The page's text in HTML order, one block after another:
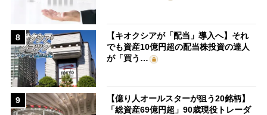
8
【キオクシアが「配当」導入へ】それ
でも資産10億円超の配当株投資の達人
が「買う…
9
【億り人オールスターが狙う20銘柄】
「総資産69億円超」90歳現役トレーダ